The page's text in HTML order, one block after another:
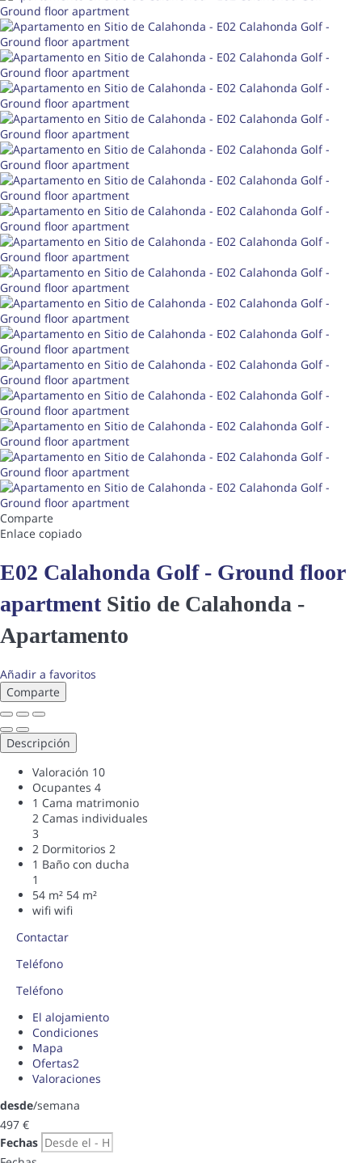
Comparte
Enlace copiado
E02 Calahonda Golf - Ground floor
apartment Sitio de Calahonda -
Apartamento
Añadir a favoritos
Comparte
Descripción
Valoración 10
Ocupantes 4
1 Cama matrimonio
2 Camas individuales
3
2 Dormitorios 2
1 Baño con ducha
1
54 m² 54 m²
wifi wifi
Contactar
Teléfono
Teléfono
El alojamiento
Condiciones
Mapa
Ofertas2
Valoraciones
desde/semana
497 €
Fechas